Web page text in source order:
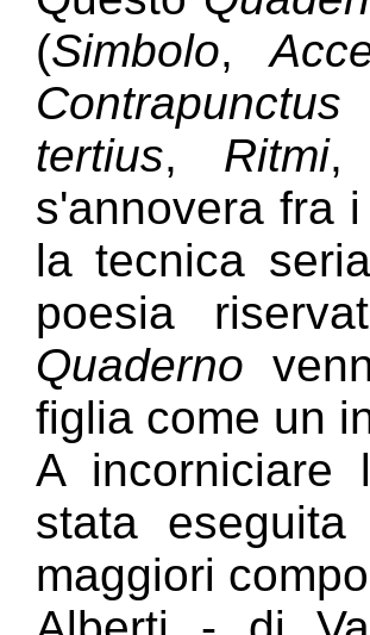
(Simbolo,
tertius, Ritmi
s'annovera fra
la tecnica
poesia
Quaderno
figlia come un
A incorniciare
stata
maggiori